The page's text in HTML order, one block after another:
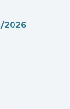
2026